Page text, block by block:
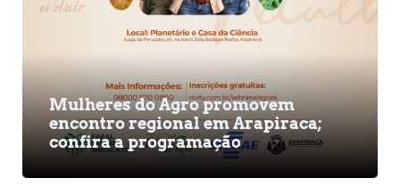
Mulheres do Agro promovem
encontro regional em Arapiraca;
confira a programação